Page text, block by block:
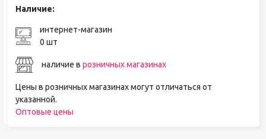
Наличие:
интернет-магазин
0 шт
наличие в розничных магазинах
Цены в розничных магазинах могут отличаться от
указанной.
Оптовые цены